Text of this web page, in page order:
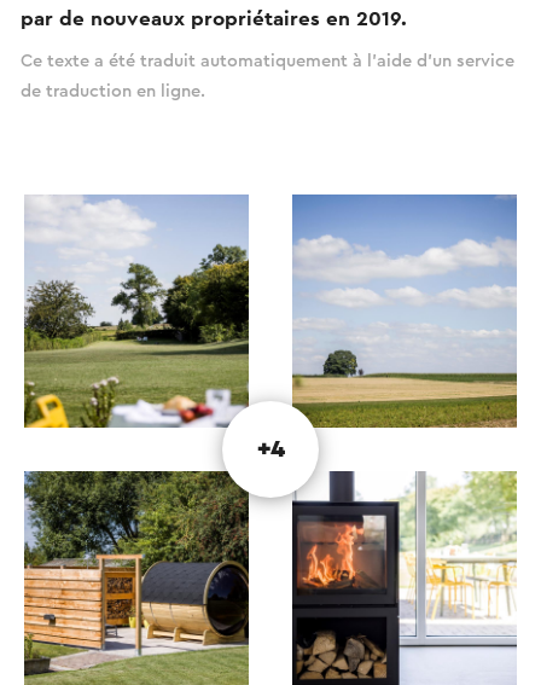
par de nouveaux propriétaires en 2019.
Ce texte a été traduit automatiquement à l'aide d'un service
de traduction en ligne.
+4